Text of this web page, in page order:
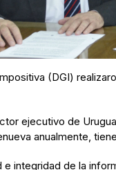
(DGI)
ejecutivo de
anualmente,
integridad de la